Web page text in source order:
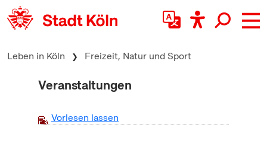
zum Inhalt springen
Leben in Köln Freizeit, Natur und Sport
Veranstaltungen
Vorlesen lassen